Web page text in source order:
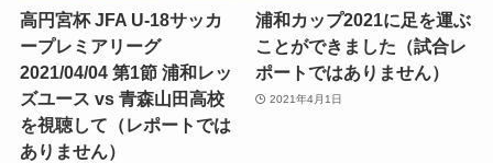
高円宮杯 JFA U-18サッカ
ープレミアリーグ
2021/04/04 第1節 浦和レッ
ズユース vs 青森山田高校
を視聴して（レポートでは
ありません）
浦和カップ2021に足を運ぶ
ことができました（試合レ
ポートではありません）
2021年4月1日